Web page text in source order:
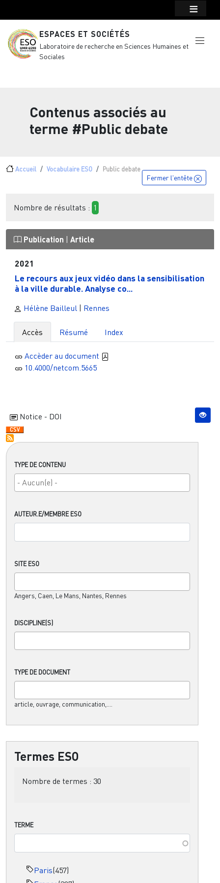
ESPACES ET SOCIÉTÉS
Laboratoire de recherche en Sciences Humaines et
Sociales
Contenus associés au
terme #Public debate
Fil d'Ariane
Accueil Vocabulaire ESO Public debate
TYPE DE CONTENU
AUTEUR.E/MEMBRE ESO
SITE ESO
Angers, Caen, Le Mans, Nantes, Rennes
DISCIPLINE(S)
TYPE DE DOCUMENT
article, ouvrage, communication,....
Termes ESO
Nombre de termes : 30
TERME
Paris(457)
Fermer l'entête
Nombre de résultats : 1
Publication Article
2021
Le recours aux jeux vidéo dans la sensibilisation
à la ville durable. Analyse co...
Hélène Bailleul | Rennes
Accès Résumé Index
Accèder au document
10.4000/netcom.5665
Notice - DOI